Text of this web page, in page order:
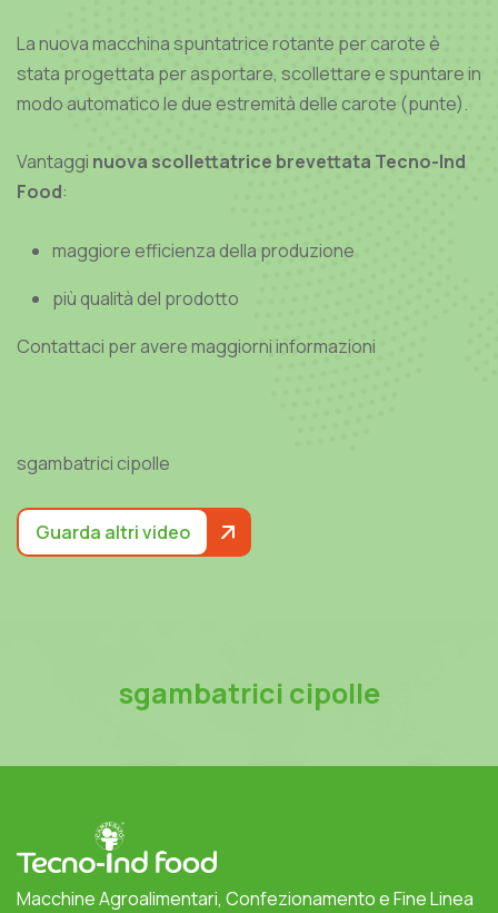
La nuova macchina spuntatrice rotante per carote è
stata progettata per asportare, scollettare e spuntare in
modo automatico le due estremità delle carote (punte).
Vantaggi nuova scollettatrice brevettata Tecno-Ind
Food:
maggiore efficienza della produzione
più qualità del prodotto
Contattaci per avere maggiorni informazioni
sgambatrici cipolle
Guarda altri video
sgambatrici cipolle
Macchine Agroalimentari, Confezionamento e Fine Linea